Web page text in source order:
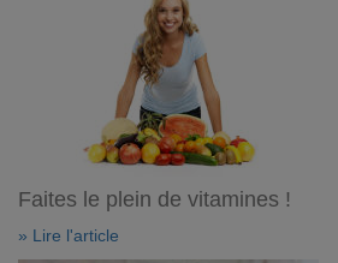
Faites le plein de vitamines !
» Lire l'article